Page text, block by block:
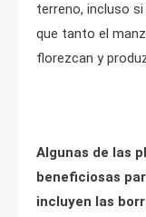
terreno, incluso
que tanto el
florezcan y
Algunas de las
beneficiosas
incluyen las